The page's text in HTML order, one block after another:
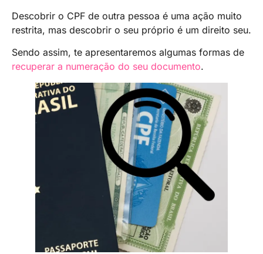
Descobrir o CPF de outra pessoa é uma ação muito
restrita, mas descobrir o seu próprio é um direito seu.
Sendo assim, te apresentaremos algumas formas de
recuperar a numeração do seu documento.